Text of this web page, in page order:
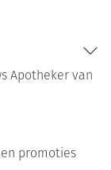
Apotheker van
promoties